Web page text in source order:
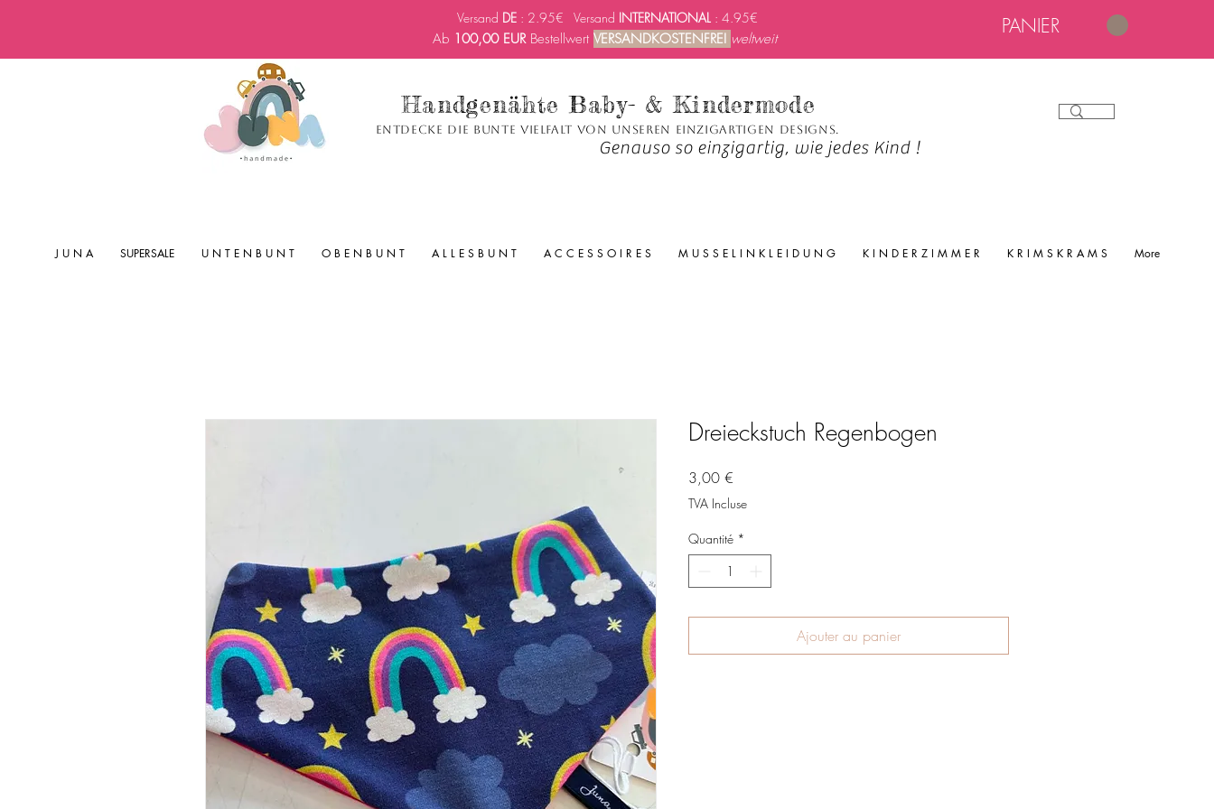
PANIER
Versand DE : 2.95€ Versand INTERNATIONAL : 4.95€
Ab 100,00 EURBestellwert VERSANDKOSTENFREI weltweit
Handgenähte Baby- & Kindermode
Entdecke die bunte Vielfalt von unseren einzigartigen Designs.
Genauso so einzigartig, wie jedes Kind !
J U N A SUPERSALE U N T E N B U N T O B E N B U N T A L L E S B U N T A C C E S S O I R E S M U S S E L I N K L E I D U N G K I N D E R Z I M M E R K R I M S K R A M S More
Dreieckstuch Regenbogen
3,00 €
TVA Incluse
Quantité *
Ajouter au panier